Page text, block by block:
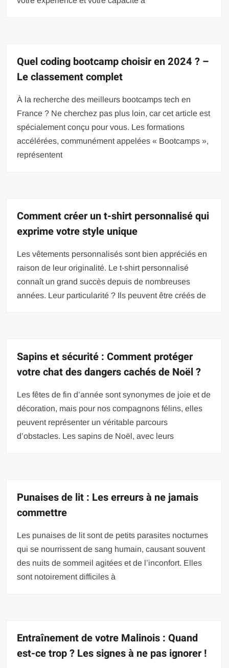
Quel coding bootcamp choisir en 2024 ? –
Le classement complet
À la recherche des meilleurs bootcamps tech en
France ? Ne cherchez pas plus loin, car cet article est
spécialement conçu pour vous. Les formations
accélérées, communément appelées « Bootcamps »,
représentent
Comment créer un t-shirt personnalisé qui
exprime votre style unique
Les vêtements personnalisés sont bien appréciés en
raison de leur originalité. Le t-shirt personnalisé
connaît un grand succès depuis de nombreuses
années. Leur particularité ? Ils peuvent être créés de
Sapins et sécurité : Comment protéger
votre chat des dangers cachés de Noël ?
Les fêtes de fin d’année sont synonymes de joie et de
décoration, mais pour nos compagnons félins, elles
peuvent représenter un véritable parcours
d’obstacles. Les sapins de Noël, avec leurs
Punaises de lit : Les erreurs à ne jamais
commettre
Les punaises de lit sont de petits parasites nocturnes
qui se nourrissent de sang humain, causant souvent
des nuits de sommeil agitées et de l’inconfort. Elles
sont notoirement difficiles à
Entraînement de votre Malinois : Quand
est-ce trop ? Les signes à ne pas ignorer !